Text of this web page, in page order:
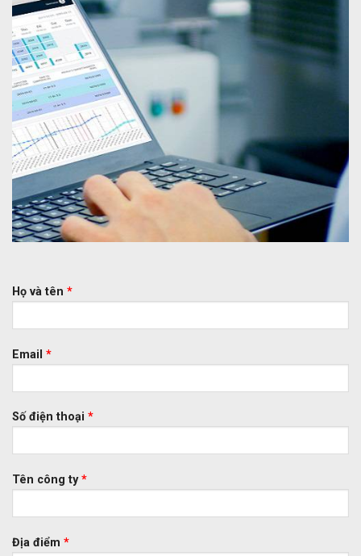
Họ và tên *
Email *
Số điện thoại *
Tên công ty*
Địa điểm *